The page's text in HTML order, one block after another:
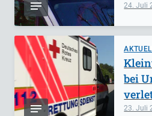
24. Juli
23. Juli
bei